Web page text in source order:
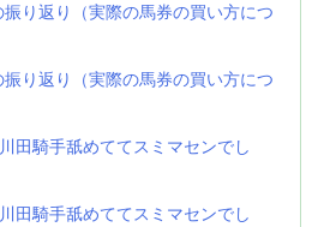
り返り（実際の馬券の買い方につ
り返り（実際の馬券の買い方につ
田騎手舐めててスミマセンでし
田騎手舐めててスミマセンでし